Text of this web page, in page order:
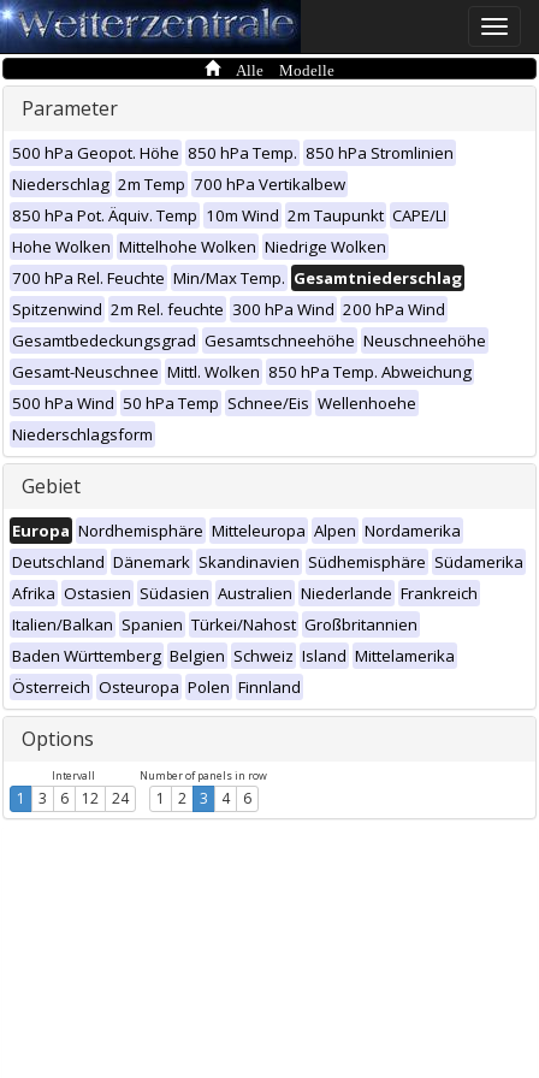
Toggle
Alle Modelle
Parameter
500 hPa Geopot. Höhe 850 hPa Temp. 850 hPa Stromlinien
Niederschlag 2m Temp 700 hPa Vertikalbew
850 hPa Pot. Äquiv. Temp 10m Wind 2m Taupunkt CAPE/LI
Hohe Wolken Mittelhohe Wolken Niedrige Wolken
700 hPa Rel. Feuchte Min/Max Temp. Gesamtniederschlag
Spitzenwind 2m Rel. feuchte 300 hPa Wind 200 hPa Wind
Gesamtbedeckungsgrad Gesamtschneehöhe Neuschneehöhe
Gesamt-Neuschnee Mittl. Wolken 850 hPa Temp. Abweichung
500 hPa Wind 50 hPa Temp Schnee/Eis Wellenhoehe
Niederschlagsform
Gebiet
Europa Nordhemisphäre Mitteleuropa Alpen Nordamerika
Deutschland Dänemark Skandinavien Südhemisphäre Südamerika
Afrika Ostasien Südasien Australien Niederlande Frankreich
Italien/Balkan Spanien Türkei/Nahost Großbritannien
Baden Württemberg Belgien Schweiz Island Mittelamerika
Österreich Osteuropa Polen Finnland
Options
Intervall
1 3 6 12 24
Number of panels in row
1 2 3 4 6